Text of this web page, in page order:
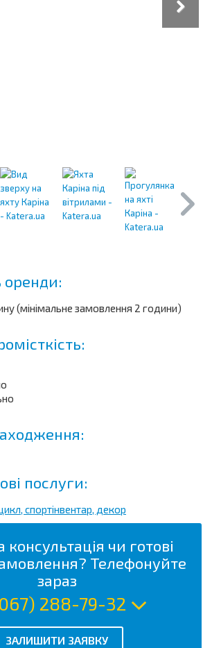
оренди:
(мінімальне замовлення 2 години)
послуги:
спортінвентар, декор
консультація чи готові
Телефонуйте
зараз
288-79-32
ЗАЛИШИТИ ЗАЯВКУ